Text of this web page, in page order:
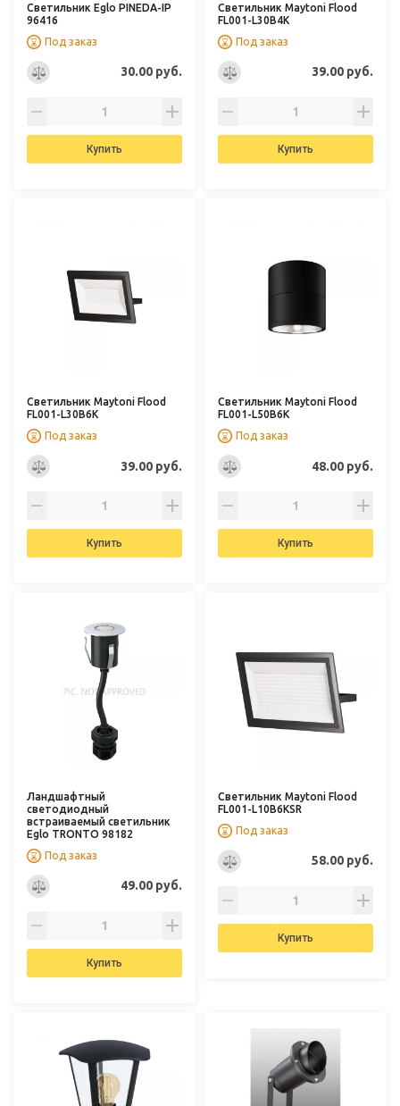
Светильник Eglo PINEDA-IP
96416
Под заказ
30.00 руб.
Купить
Светильник Maytoni Flood
FL001-L30B4K
Под заказ
39.00 руб.
Купить
Светильник Maytoni Flood
FL001-L30B6K
Под заказ
39.00 руб.
Купить
Светильник Maytoni Flood
FL001-L50B6K
Под заказ
48.00 руб.
Купить
Ландшафтный
светодиодный
встраиваемый светильник
Eglo TRONTO 98182
Под заказ
49.00 руб.
Купить
Светильник Maytoni Flood
FL001-L10B6KSR
Под заказ
58.00 руб.
Купить